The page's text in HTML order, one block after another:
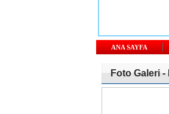
ANA SAYFA
Foto Galeri -